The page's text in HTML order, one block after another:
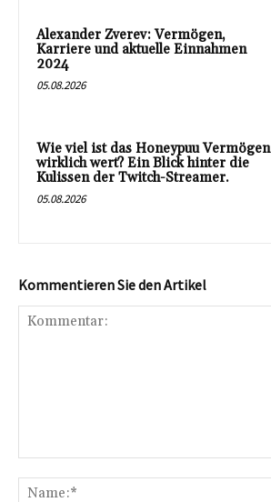
Alexander Zverev: Vermögen,
Karriere und aktuelle Einnahmen
2024
05.08.2026
Wie viel ist das Honeypuu Vermögen
wirklich wert? Ein Blick hinter die
Kulissen der Twitch-Streamer.
05.08.2026
Kommentieren Sie den Artikel